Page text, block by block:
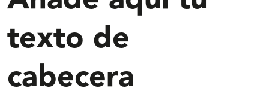
texto de
cabecera